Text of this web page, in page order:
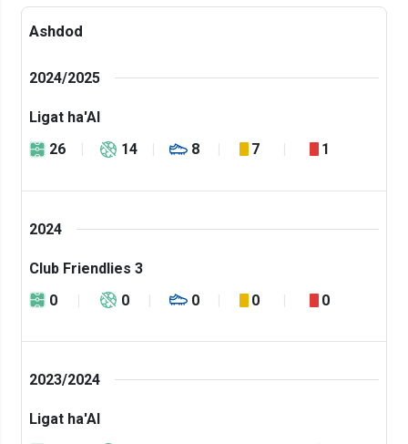
Ashdod
2024/2025
Ligat ha'Al
26
14 8 7 1
2024
Club Friendlies 3
0
0 0 0 0
2023/2024
Ligat ha'Al